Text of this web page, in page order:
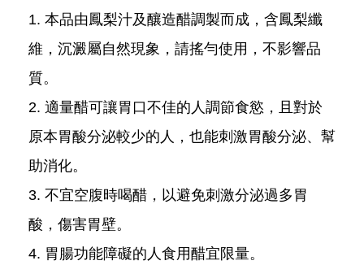
1. 本品由鳳梨汁及釀造醋調製而成，含鳳梨纖
維，沉澱屬自然現象，請搖勻使用，不影響品
質。
2. 適量醋可讓胃口不佳的人調節食慾，且對於
原本胃酸分泌較少的人，也能刺激胃酸分泌、幫
助消化。
3. 不宜空腹時喝醋，以避免刺激分泌過多胃
酸，傷害胃壁。
4. 胃腸功能障礙的人食用醋宜限量。